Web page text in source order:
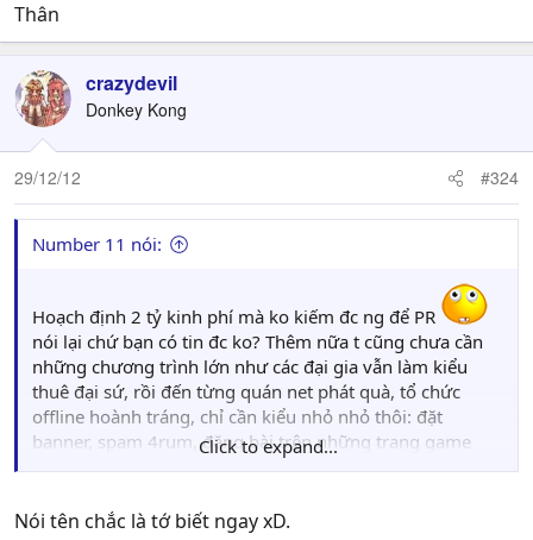
Thân
crazydevil
Donkey Kong
29/12/12 #324
Number 11 nói:
Hoạch định 2 tỷ kinh phí mà ko kiếm đc ng để PR
nói lại chứ bạn có tin đc ko? Thêm nữa t cũng chưa cần
những chương trình lớn như các đại gia vẫn làm kiểu
thuê đại sứ, rồi đến từng quán net phát quà, tổ chức
offline hoành tráng, chỉ cần kiểu nhỏ nhỏ thôi: đặt
banner, spam 4rum, đăng bài trên những trang game
lớn. Điều này ko khó, tại sao lại ko làm? Mộit cty chả lẽ
Click to expand...
Nói tên chắc là tớ biết ngay xD.